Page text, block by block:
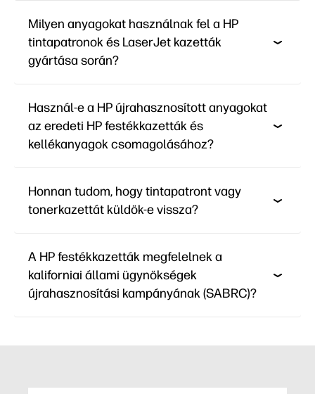
Milyen anyagokat használnak fel a HP
tintapatronok és LaserJet kazetták
gyártása során?
Használ-e a HP újrahasznosított anyagokat
az eredeti HP festékkazetták és
kellékanyagok csomagolásához?
Honnan tudom, hogy tintapatront vagy
tonerkazettát küldök-e vissza?
A HP festékkazetták megfelelnek a
kaliforniai állami ügynökségek
újrahasznosítási kampányának (SABRC)?